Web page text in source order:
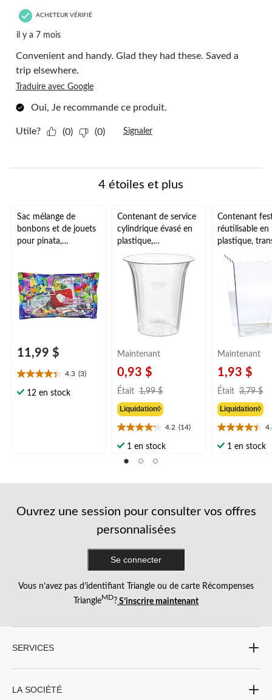
ACHETEUR VÉRIFIÉ
il y a 7 mois
Convenient and handy. Glad they had these. Saved a
trip elsewhere.
Traduire avec Google
Oui, Je recommande ce produit.
Utile? (0) (0) Signaler
4 étoiles et plus
Sac mélange de
bonbons et de jouets
pour pinata,
multicolore, 650 g,
bonbons tendres,
pour fête
d'anniversaire/cadeau
11,99 $
4.3 (3)
4.3
étoile(s)
12 en stock
Contenant de service
cylindrique évasé en
plastique,
anniversaires, fêtes
prénatales, plus,
transparent, 40 oz
Maintenant
0,93 $
Était 1,99 $
Liquidation◊
4.2 (14)
4.2
étoile(s)
1 en stock
Contenant
réutilisable en
plastique,
90 oz, pour
prénatale/
Maintenant
1,93 $
Était 3,79 $
Liquidation◊
4.4
étoile(s)
1 en stock
Ouvrez une session pour consulter vos offres
personnalisées
Se connecter
Vous n’avez pas d’identifiant Triangle ou de carte Récompenses
TriangleMD? S’inscrire maintenant
SERVICES
LA SOCIÉTÉ